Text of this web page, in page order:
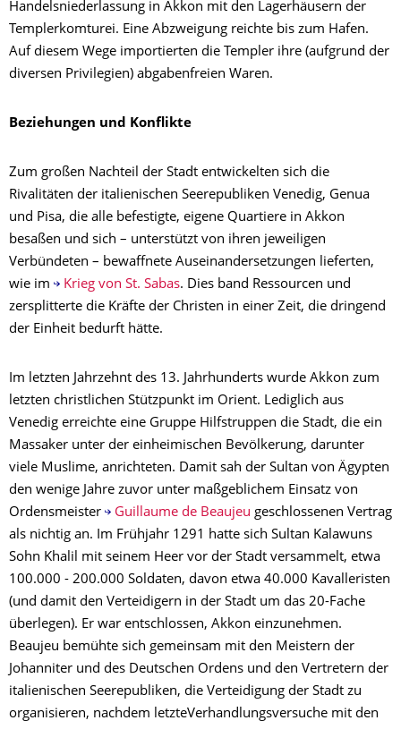
Handelsniederlassung in Akkon mit den Lagerhäusern der
Templerkomturei. Eine Abzweigung reichte bis zum Hafen.
Auf diesem Wege importierten die Templer ihre (aufgrund der
diversen Privilegien) abgabenfreien Waren.
Beziehungen und Konflikte
Zum großen Nachteil der Stadt entwickelten sich die
Rivalitäten der italienischen Seerepubliken Venedig, Genua
und Pisa, die alle befestigte, eigene Quartiere in Akkon
besaßen und sich – unterstützt von ihren jeweiligen
Verbündeten – bewaffnete Auseinandersetzungen lieferten,
wie im
Krieg von St. Sabas. Dies band Ressourcen und
zersplitterte die Kräfte der Christen in einer Zeit, die dringend
der Einheit bedurft hätte.
Im letzten Jahrzehnt des 13. Jahrhunderts wurde Akkon zum
letzten christlichen Stützpunkt im Orient. Lediglich aus
Venedig erreichte eine Gruppe Hilfstruppen die Stadt, die ein
Massaker unter der einheimischen Bevölkerung, darunter
viele Muslime, anrichteten. Damit sah der Sultan von Ägypten
den wenige Jahre zuvor unter maßgeblichem Einsatz von
Ordensmeister
Guillaume de Beaujeu geschlossenen Vertrag
als nichtig an. Im Frühjahr 1291 hatte sich Sultan Kalawuns
Sohn Khalil mit seinem Heer vor der Stadt versammelt, etwa
100.000 - 200.000 Soldaten, davon etwa 40.000 Kavalleristen
(und damit den Verteidigern in der Stadt um das 20-Fache
überlegen). Er war entschlossen, Akkon einzunehmen.
Beaujeu bemühte sich gemeinsam mit den Meistern der
Johanniter und des Deutschen Ordens und den Vertretern der
italienischen Seerepubliken, die Verteidigung der Stadt zu
organisieren, nachdem letzteVerhandlungsversuche mit den